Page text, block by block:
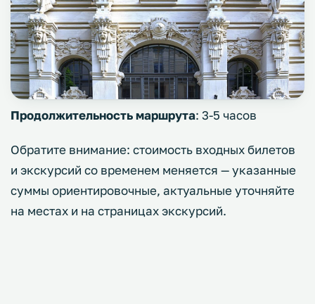
Продолжительность маршрута: 3-5 часов
Обратите внимание: стоимость входных билетов
и экскурсий со временем меняется — указанные
суммы ориентировочные, актуальные уточняйте
на местах и на страницах экскурсий.